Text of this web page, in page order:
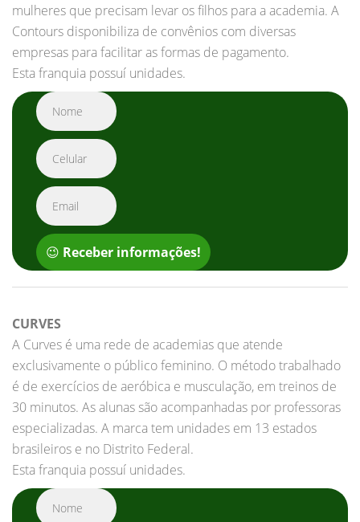
mulheres que precisam levar os filhos para a academia. A
Contours disponibiliza de convênios com diversas
empresas para facilitar as formas de pagamento.
Esta franquia possuí unidades.
😉 Receber informações!
CURVES
A Curves é uma rede de academias que atende
exclusivamente o público feminino. O método trabalhado
é de exercícios de aeróbica e musculação, em treinos de
30 minutos. As alunas são acompanhadas por professoras
especializadas. A marca tem unidades em 13 estados
brasileiros e no Distrito Federal.
Esta franquia possuí unidades.